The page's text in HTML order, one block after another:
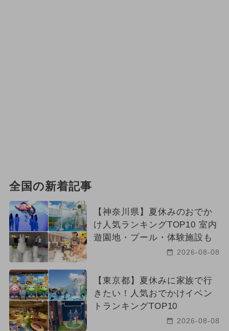
全国の新着記事
【神奈川県】夏休みのおでか
け人気ランキングTOP10 室内
遊園地・プール・体験施設も
2026-08-08
【東京都】夏休みに家族で行
きたい！人気おでかけイベン
トランキングTOP10
2026-08-08